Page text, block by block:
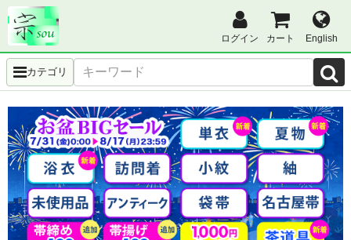
ログイン カート English
カテゴリ